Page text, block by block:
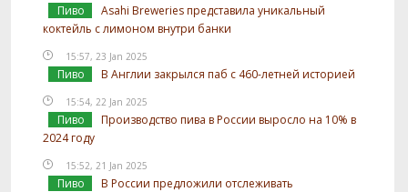
Пиво
Asahi Breweries представила уникальный
коктейль с лимоном внутри банки
15:57, 23 Jan 2025
Пиво В Англии закрылся паб с 460-летней историей
15:54, 22 Jan 2025
Пиво
Производство пива в России выросло на 10% в
2024 году
15:52, 21 Jan 2025
Пиво
В России предложили отслеживать